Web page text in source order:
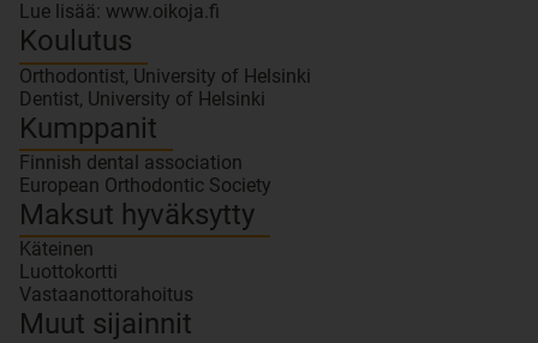
Lue lisää: www.oikoja.fi
Koulutus
Orthodontist, University of Helsinki
Dentist, University of Helsinki
Kumppanit
Finnish dental association
European Orthodontic Society
Maksut hyväksytty
Käteinen
Luottokortti
Vastaanottorahoitus
Muut sijainnit